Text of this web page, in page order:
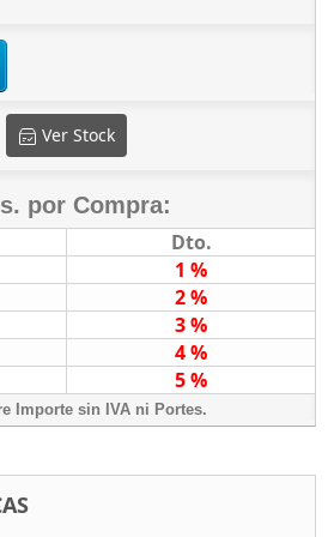
Ver Stock
por Compra:
Dto.
1 %
2 %
3 %
4 %
5 %
Importe sin IVA ni Portes.